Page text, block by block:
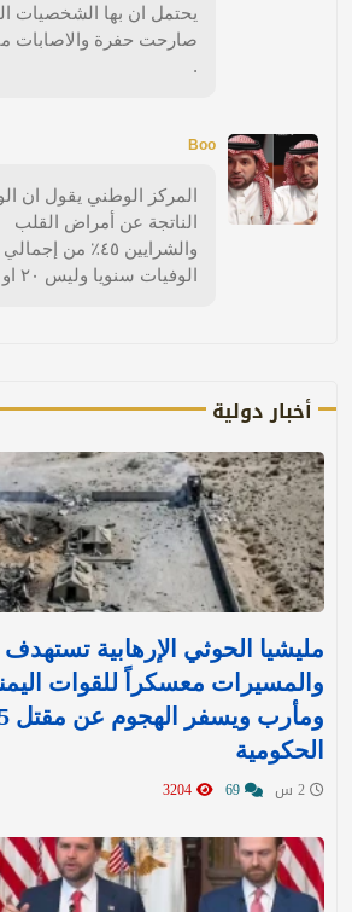
يحتمل ان بها الشخصيات
صارحت حفرة والاصابات
.
Boo
المركز الوطني يقول ان
الناتجة عن أمراض القلب
والشرايين ٤٥٪ من إجمالي
الوفيات سنويا وليس ٢٠ او ٣٠
أخبار دولية
مليشيا الحوثي الإرهابية تستهدف
والمسيرات معسكراً للقوات
الحكومية